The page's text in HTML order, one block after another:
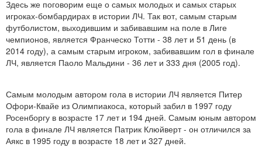
Здесь же поговорим еще о самых молодых и самых старых
игроках-бомбардирах в истории ЛЧ. Так вот, самым старым
футболистом, выходившим и забивавшим на поле в Лиге
чемпионов, является Франческо Тотти - 38 лет и 51 день (в
2014 году), а самым старым игроком, забивавшим гол в финале
ЛЧ, является Паоло Мальдини - 36 лет и 333 дня (2005 год).
Самым молодым автором гола в истории ЛЧ является Питер
Офори-Квайе из Олимпиакоса, который забил в 1997 году
Росенборгу в возрасте 17 лет и 194 дней. Самым юным автором
гола в финале ЛЧ является Патрик Клюйверт - он отличился за
Аякс в 1995 году в возрасте 18 лет и 327 дней.